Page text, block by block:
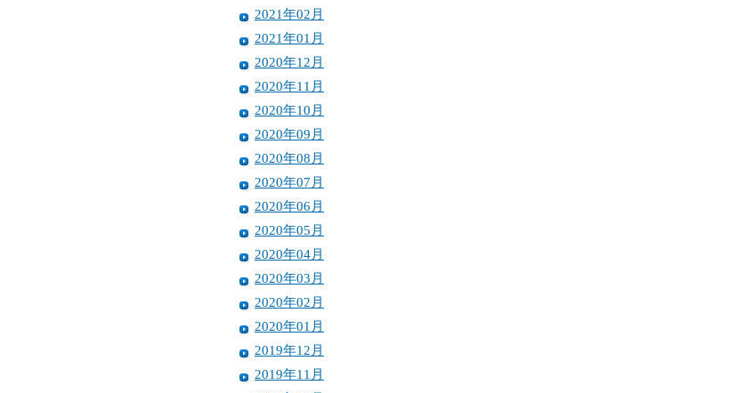
2021年02月
2021年01月
2020年12月
2020年11月
2020年10月
2020年09月
2020年08月
2020年07月
2020年06月
2020年05月
2020年04月
2020年03月
2020年02月
2020年01月
2019年12月
2019年11月